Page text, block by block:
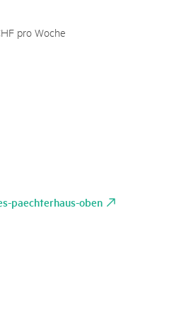
pro Woche
paechterhaus-oben